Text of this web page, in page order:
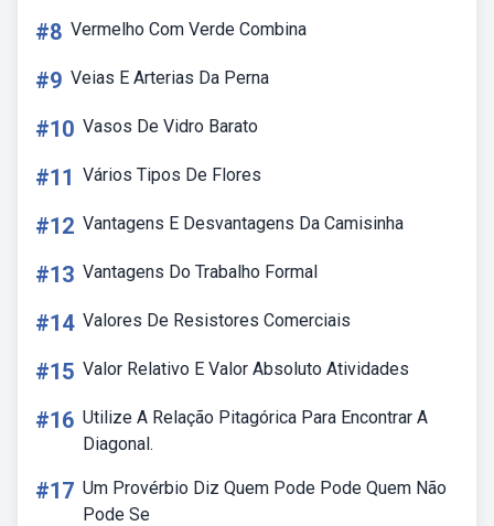
#8 Vermelho Com Verde Combina
#9 Veias E Arterias Da Perna
#10 Vasos De Vidro Barato
#11 Vários Tipos De Flores
#12 Vantagens E Desvantagens Da Camisinha
#13 Vantagens Do Trabalho Formal
#14 Valores De Resistores Comerciais
#15 Valor Relativo E Valor Absoluto Atividades
#16 Utilize A Relação Pitagórica Para Encontrar A
Diagonal.
#17 Um Provérbio Diz Quem Pode Pode Quem Não
Pode Se